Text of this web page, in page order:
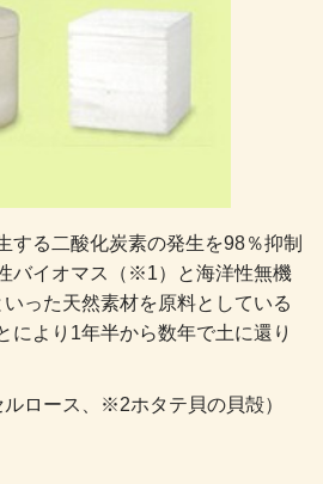
する二酸化炭素の発生を98％抑制
バイオマス（※1）と海洋性無機
った天然素材を原料としている
により1年半から数年で土に還り
ロース、※2ホタテ貝の貝殻）